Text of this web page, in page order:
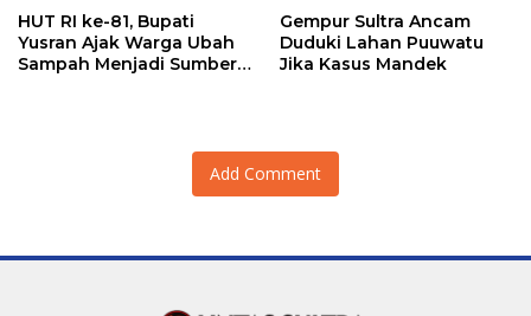
HUT RI ke-81, Bupati
Yusran Ajak Warga Ubah
Sampah Menjadi Sumber
Gempur Sultra Ancam
Duduki Lahan Puuwatu
Jika Kasus Mandek
Add Comment